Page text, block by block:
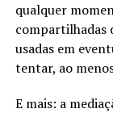
qualquer
compartilhadas
usadas em
tentar, ao
E mais: a